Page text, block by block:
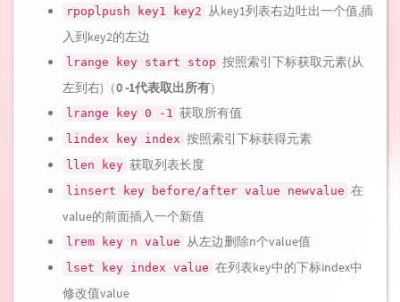
rpoplpush key1 key2
从key1列表右边吐出一个值,插
入到key2的左边
lrange key start stop 按照索引下标获取元素(从
左到右)（0 -1代表取出所有）
lrange key 0 -1 获取所有值
lindex key index 按照索引下标获得元素
llen key 获取列表长度
linsert key before/after value newvalue 在
value的前面插入一个新值
lrem key n value 从左边删除n个value值
lset key index value 在列表key中的下标index中
修改值value